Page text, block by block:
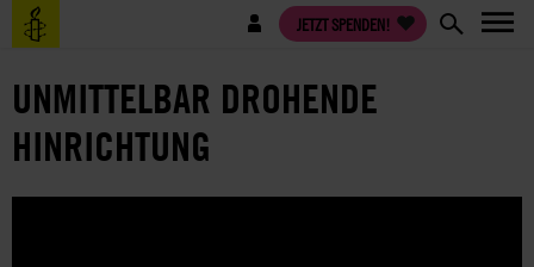
Direkt
zum
Benutzermenü JETZT SPENDEN!
UNMITTELBAR DROHENDE
HINRICHTUNG